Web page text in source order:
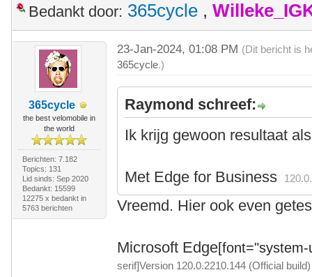
Bedankt door: 365cycle ,
365cycle
the best velomobile in
the world
Berichten: 7.182
Topics: 131
Lid sinds: Sep 2020
Bedankt: 15599
12275 x bedankt in
5763 berichten
23-Jan-2024, 01:08 PM (Dit bericht is
365cycle.)
Raymond schreef:
Ik krijg gewoon resultaat
Met Edge for Business
Vreemd. Hier ook even
Microsoft Edge
serif]Version 120.0.2210.144 (Official